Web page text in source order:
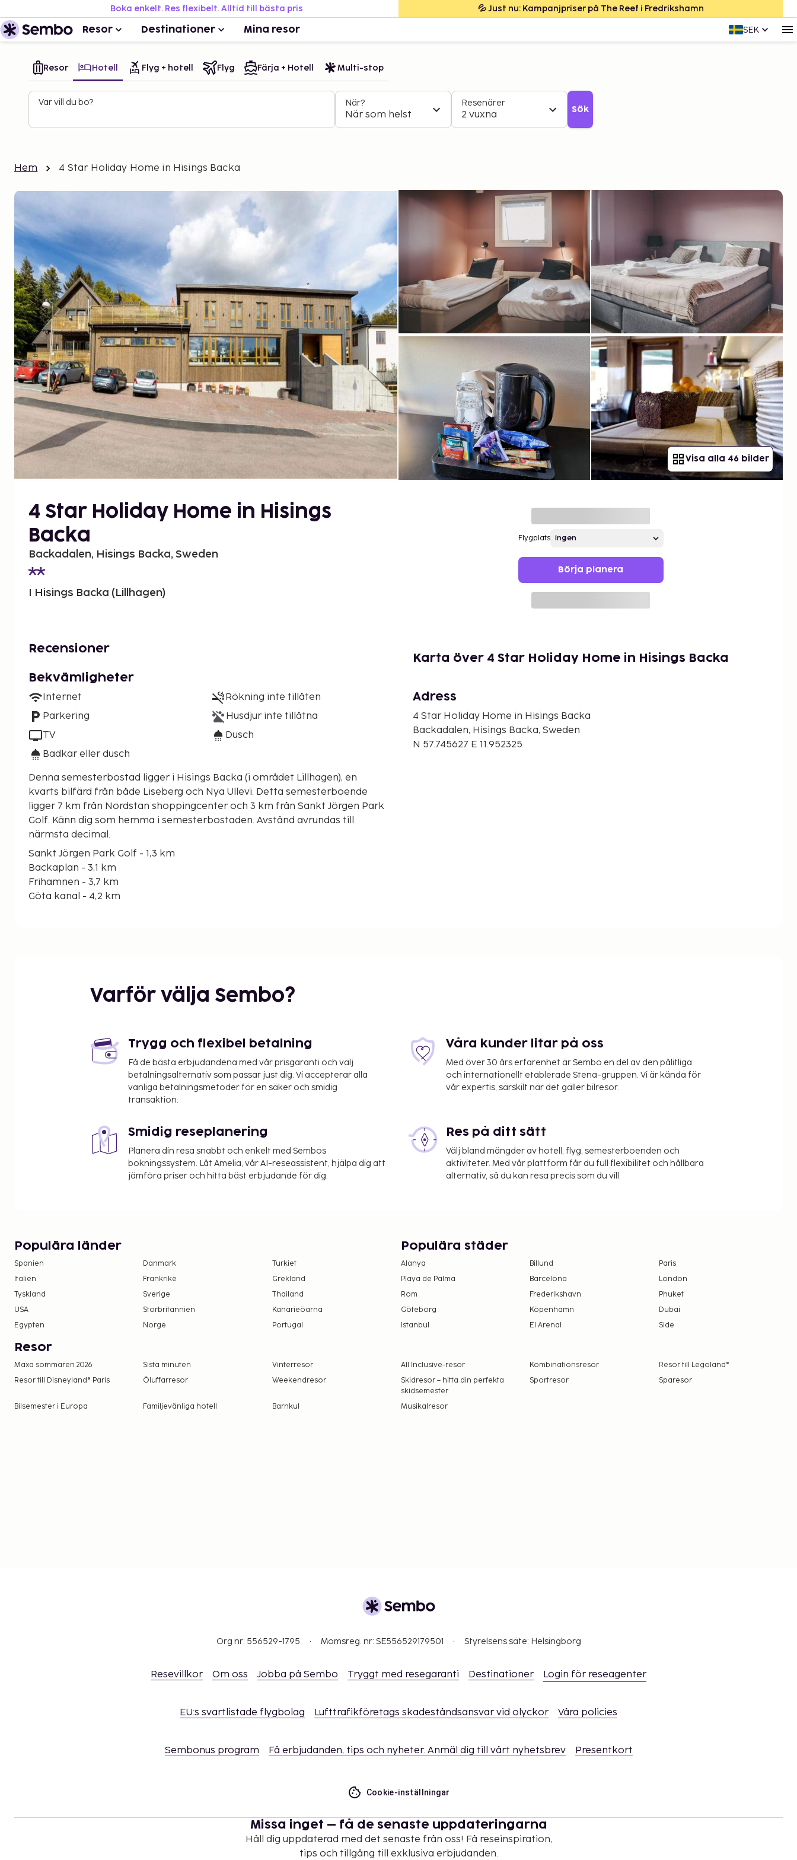
Boka enkelt. Res flexibelt. Alltid till bästa pris 💦 Just nu: Kampanjpriser på The Reef i Fredrikshamn
Resor Destinationer Mina resor SEK
Resor Hotell Flyg + hotell Flyg Färja + Hotell Multi-stop
Var vill du bo? När?
När som helst
Resenärer
2 vuxna Sök
Hem 4 Star Holiday Home in Hisings Backa
Visa alla 46 bilder
4 Star Holiday Home in Hisings
Backa
Backadalen, Hisings Backa, Sweden
I Hisings Backa (Lillhagen)
Flygplats
Börja planera
Recensioner
Bekvämligheter
Internet
Parkering
TV
Badkar eller dusch
Rökning inte tillåten
Husdjur inte tillåtna
Dusch
Denna semesterbostad ligger i Hisings Backa (i området Lillhagen), en
kvarts bilfärd från både Liseberg och Nya Ullevi. Detta semesterboende
ligger 7 km från Nordstan shoppingcenter och 3 km från Sankt Jörgen Park
Golf. Känn dig som hemma i semesterbostaden. Avstånd avrundas till
närmsta decimal.
Sankt Jörgen Park Golf - 1,3 km
Backaplan - 3,1 km
Frihamnen - 3,7 km
Göta kanal - 4,2 km
Teater Aftonstjärnan - 5,7 km
Casino Cosmopol Göteborg - 6,1 km
Magasinsgatan - 6,2 km
Den största flygplatsen i närheten är Göteborg (GOT-Landvetter) - 30,3 km
Avgiftsfri parkering erbjuds på plats.
Karta över 4 Star Holiday Home in Hisings Backa
Adress
4 Star Holiday Home in Hisings Backa
Backadalen, Hisings Backa, Sweden
N 57.745627 E 11.952325
Varför välja Sembo?
Trygg och flexibel betalning
Få de bästa erbjudandena med vår prisgaranti och välj
betalningsalternativ som passar just dig. Vi accepterar alla
vanliga betalningsmetoder för en säker och smidig
transaktion.
Våra kunder litar på oss
Med över 30 års erfarenhet är Sembo en del av den pålitliga
och internationellt etablerade Stena-gruppen. Vi är kända för
vår expertis, särskilt när det gäller bilresor.
Smidig reseplanering
Planera din resa snabbt och enkelt med Sembos
bokningssystem. Låt Amelia, vår AI-reseassistent, hjälpa dig att
jämföra priser och hitta bäst erbjudande för dig.
Res på ditt sätt
Välj bland mängder av hotell, flyg, semesterboenden och
aktiviteter. Med vår plattform får du full flexibilitet och hållbara
alternativ, så du kan resa precis som du vill.
Populära länder
Spanien Danmark
Turkiet
Italien
Frankrike
Grekland
Tyskland
Sverige
Thailand
USA
Storbritannien
Kanarieöarna
Egypten
Norge Portugal
Populära städer
Alanya Billund
Paris
Playa de Palma
Barcelona
London
Rom
Frederikshavn
Phuket
Göteborg
Köpenhamn
Dubai
Istanbul
El Arenal Side
Resor
Maxa sommaren 2026 Sista minuten Vinterresor All Inclusive-resor Kombinationsresor
Resor till Legoland®
Resor till Disneyland® Paris
Öluffarresor Weekendresor
Skidresor – hitta din perfekta
skidsemester
Sportresor Sparesor
Bilsemester i Europa Familjevänliga hotell Barnkul Musikalresor
Org nr: 556529-1795 Momsreg. nr: SE556529179501 Styrelsens säte: Helsingborg
Resevillkor Om oss Jobba på Sembo Tryggt med resegaranti Destinationer Login för reseagenter
EU:s svartlistade flygbolag Lufttrafikföretags skadeståndsansvar vid olyckor Våra policies
Sembonus program Få erbjudanden, tips och nyheter. Anmäl dig till vårt nyhetsbrev Presentkort
Cookie-inställningar
Missa inget – få de senaste uppdateringarna
Håll dig uppdaterad med det senaste från oss! Få reseinspiration,
tips och tillgång till exklusiva erbjudanden.